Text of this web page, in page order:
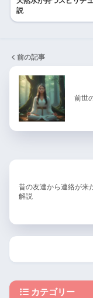
説
前の記事
前世
昔の友達から連絡が来
解説
カテゴリー